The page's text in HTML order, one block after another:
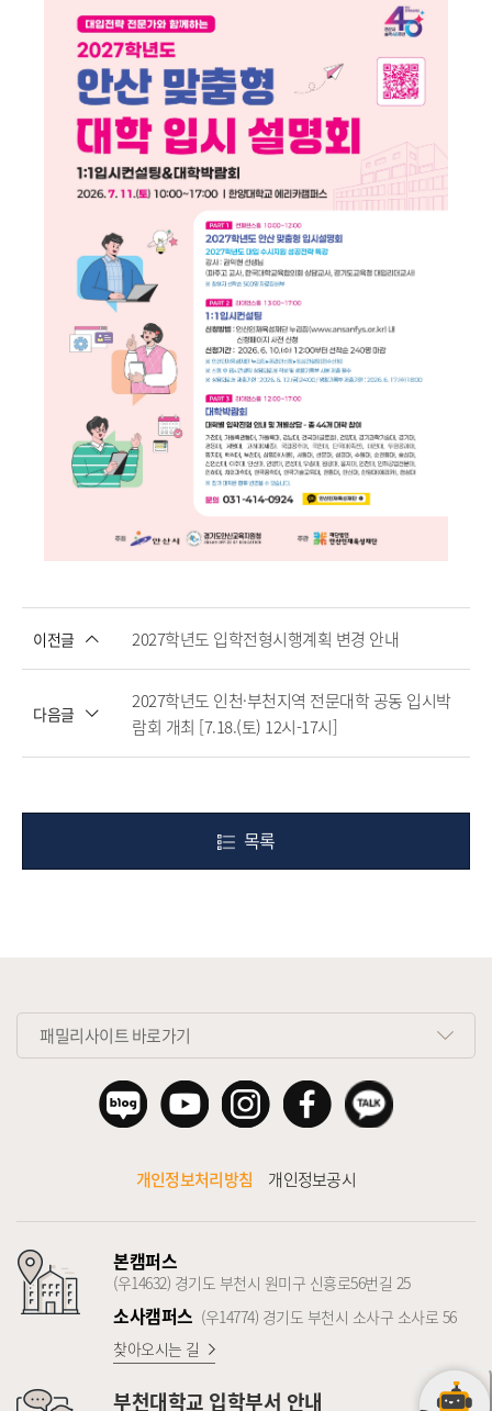
이전글 2027학년도 입학전형시행계획 변경 안내
다음글
2027학년도 인천·부천지역 전문대학 공동 입시박
람회 개최 [7.18.(토) 12시-17시]
목록
패밀리사이트 바로가기
개인정보처리방침 개인정보공시
본캠퍼스
(우14632) 경기도 부천시 원미구 신흥로56번길 25
소사캠퍼스 (우14774) 경기도 부천시 소사구 소사로 56
찾아오시는 길
부천대학교 입학부서 안내